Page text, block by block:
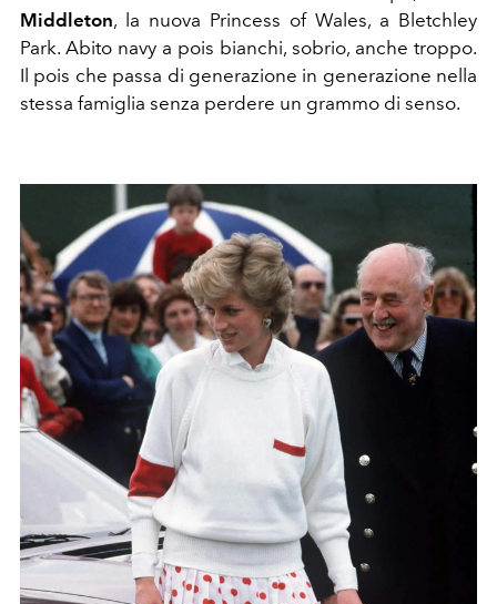
Middleton, la nuova Princess of Wales, a Bletchley
Park. Abito navy a pois bianchi, sobrio, anche troppo.
Il pois che passa di generazione in generazione nella
stessa famiglia senza perdere un grammo di senso.